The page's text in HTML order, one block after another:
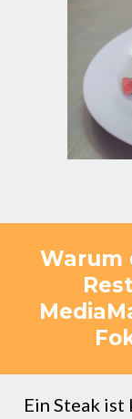
Warum
Ein Steak ist